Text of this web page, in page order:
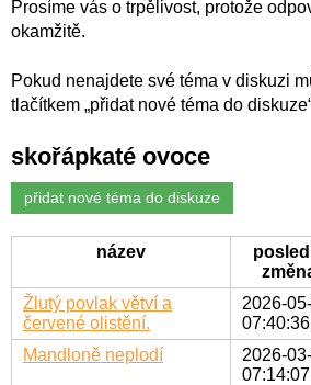
Prosíme vás o trpělivost, protože
okamžitě.
Pokud nenajdete své téma v diskuzi
tlačítkem „přidat nové téma do
skořápkaté ovoce
přidat nové téma do diskuze
název
Žlutý povlak větví a
červené olistění.
2026-
07:40:36
Mandloně neplodí
2026-
07:14:07